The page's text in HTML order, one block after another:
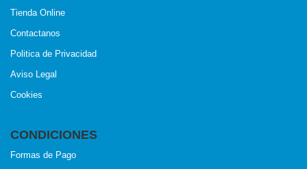
Tienda Online
Contactanos
Politica de Privacidad
Aviso Legal
Cookies
CONDICIONES
Formas de Pago